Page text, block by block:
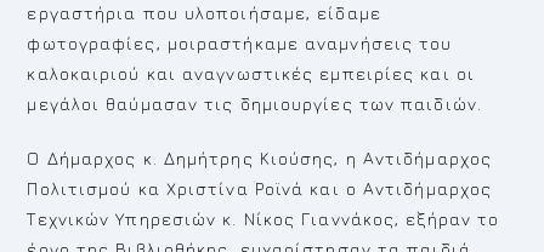
εργαστήρια που υλοποιήσαμε, είδαμε
φωτογραφίες, μοιραστήκαμε αναμνήσεις του
καλοκαιριού και αναγνωστικές εμπειρίες και οι
μεγάλοι θαύμασαν τις δημιουργίες των παιδιών.
Ο Δήμαρχος κ. Δημήτρης Κιούσης, η Αντιδήμαρχος
Πολιτισμού κα Χριστίνα Ροϊνά και ο Αντιδήμαρχος
Τεχνικών Υπηρεσιών κ. Νίκος Γιαννάκος, εξήραν το